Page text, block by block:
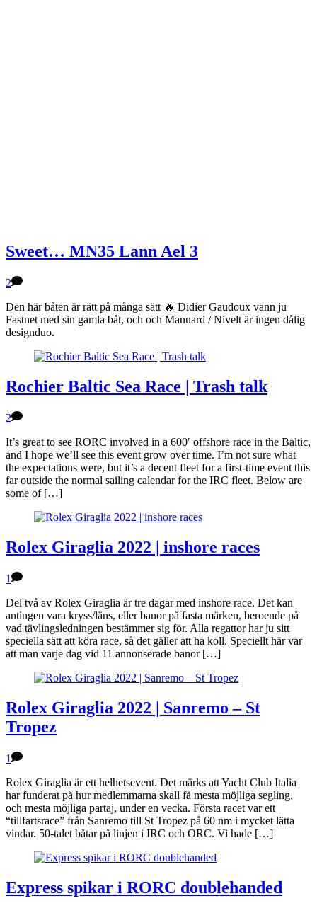
Sweet… MN35 Lann Ael 3
2
Den här båten är rätt på många sätt 🔥 Didier Gaudoux vann ju
Fastnet med sin gamla båt, och och Manuard / Nivelt är ingen dålig
designduo.
Rochier Baltic Sea Race | Trash talk
2
It’s great to see RORC involved in a 600′ offshore race in the Baltic,
and I hope we’ll see this event grow over time. I’m not sure what
the expectations were, but it’s a decent fleet for a first-time event this
far outside the normal sailing calendar for the IRC fleet. Below are
some of […]
Rolex Giraglia 2022 | inshore races
1
Del två av Rolex Giraglia är tre dagar med inshore race. Det kan
antingen vara kryss/läns, eller banor på fasta märken, beroende på
vad tävlingsledningen bestämmer sig för. Alla regattor har ju sitt
speciella sätt att köra race, så det gäller att ha koll. Speciellt här var
att man varje dag vid 11 annonserade banor […]
Rolex Giraglia 2022 | Sanremo – St
Tropez
1
Rolex Giraglia är ett helhetsevent. Det märks att Yacht Club Italia
har funderat på hur medlemmarna skall få mesta möjliga segling,
och mesta möjliga partaj, under en vecka. Första racet var ett
“tillfartsrace” från Sanremo till St Tropez på 60 nm i mycket lätta
vindar. 50-talet båtar på linjen i IRC och ORC. Vi hade […]
Express spikar i RORC doublehanded